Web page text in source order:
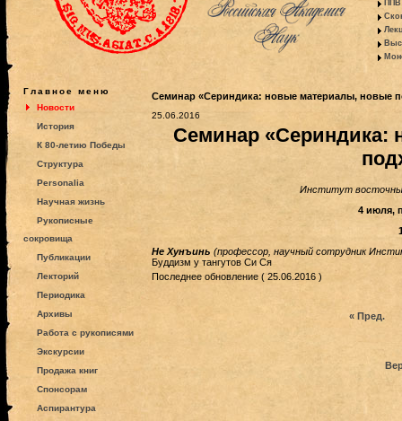
ППВ
Главное меню
Новости
История
К 80-летию Победы
Структура
Personalia
Научная жизнь
Рукописные
сокровища
Публикации
Лекторий
Периодика
Архивы
Работа с рукописями
Экскурсии
Продажа книг
Спонсорам
Аспирантура
Семинар «Сериндика: новые материалы, новые
25.06.2016
Семинар «Сериндика:
Институт
4 июля,
Не Хунъинь (профессор, научный сотрудник
Буддизм у тангутов Си Ся
Последнее обновление ( 25.06.2016 )
« Пред.